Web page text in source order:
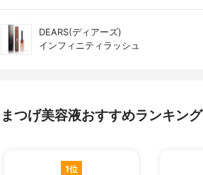
DEARS(ディアーズ)
インフィニティラッシュ
まつげ美容液おすすめランキング
1位